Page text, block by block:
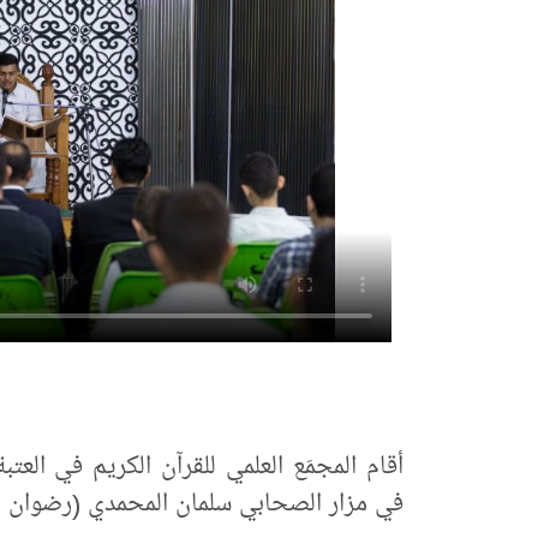
أقام المجمَع العلمي للقرآن الكريم في
في مزار الصحابي سلمان المحمدي (رضوان